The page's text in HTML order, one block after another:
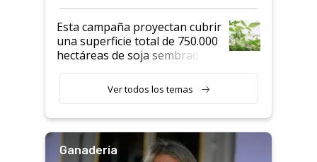
Esta campaña proyectan cubrir
una superficie total de 750.000
hectáreas de soja sembradas
variedades que marcan un
salto tecnológico en genética y
Ver todos los temas
Ganadería